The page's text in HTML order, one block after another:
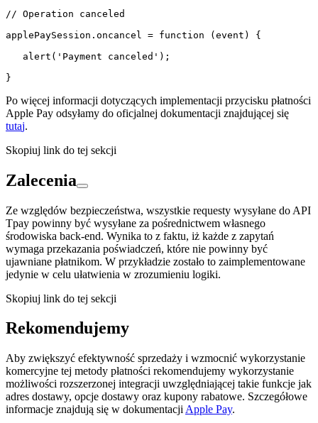
// Operation canceled
applePaySession.oncancel = function (event) {
   alert('Payment canceled');
}
Po więcej informacji dotyczących implementacji przycisku płatności
Apple Pay odsyłamy do oficjalnej dokumentacji znajdującej się
tutaj.
Skopiuj link do tej sekcji
Zalecenia
Ze względów bezpieczeństwa, wszystkie requesty wysyłane do API
Tpay powinny być wysyłane za pośrednictwem własnego
środowiska back-end. Wynika to z faktu, iż każde z zapytań
wymaga przekazania poświadczeń, które nie powinny być
ujawniane płatnikom. W przykładzie zostało to zaimplementowane
jedynie w celu ułatwienia w zrozumieniu logiki.
Skopiuj link do tej sekcji
Rekomendujemy
Aby zwiększyć efektywność sprzedaży i wzmocnić wykorzystanie
komercyjne tej metody płatności rekomendujemy wykorzystanie
możliwości rozszerzonej integracji uwzględniającej takie funkcje jak
adres dostawy, opcje dostawy oraz kupony rabatowe. Szczegółowe
informacje znajdują się w dokumentacji Apple Pay.